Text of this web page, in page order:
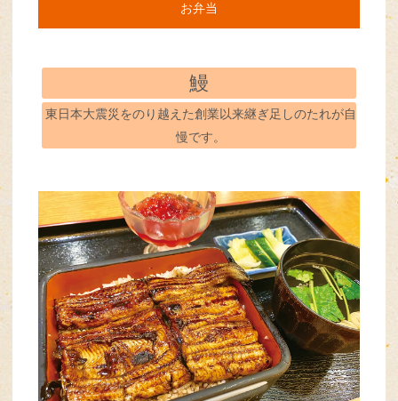
お弁当
鰻
東日本大震災をのり越えた創業以来継ぎ足しのたれが自
慢です。